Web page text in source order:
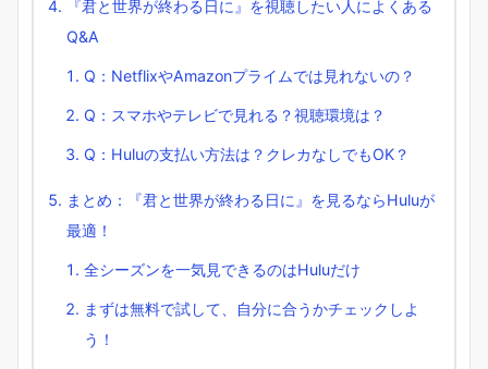
『君と世界が終わる日に』を視聴したい人によくある
Q&A
Q：NetflixやAmazonプライムでは見れないの？
Q：スマホやテレビで見れる？視聴環境は？
Q：Huluの支払い方法は？クレカなしでもOK？
まとめ：『君と世界が終わる日に』を見るならHuluが
最適！
全シーズンを一気見できるのはHuluだけ
まずは無料で試して、自分に合うかチェックしよ
う！